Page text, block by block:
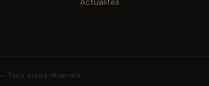
Tous droits réservés.